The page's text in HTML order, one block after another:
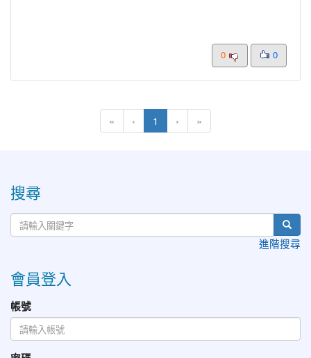
0 0
« ‹ 1 (current)
› »
搜尋
進階搜尋
會員登入
帳號